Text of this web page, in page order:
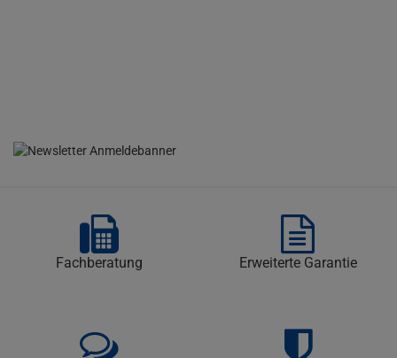
Fachberatung Erweiterte Garantie